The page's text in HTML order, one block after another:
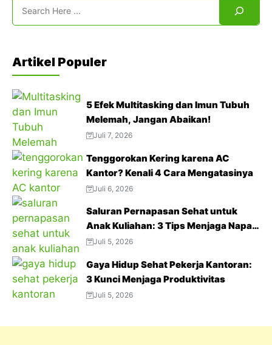
Search
Artikel Populer
5 Efek Multitasking dan Imun Tubuh
Melemah, Jangan Abaikan!
Juli 7, 2026
Tenggorokan Kering karena AC
Kantor? Kenali 4 Cara Mengatasinya
Juli 6, 2026
Saluran Pernapasan Sehat untuk
Anak Kuliahan: 3 Tips Menjaga Napas
Tetap Optimal di Tengah Aktivitas
Juli 5, 2026
Gaya Hidup Sehat Pekerja Kantoran:
3 Kunci Menjaga Produktivitas
Juli 5, 2026